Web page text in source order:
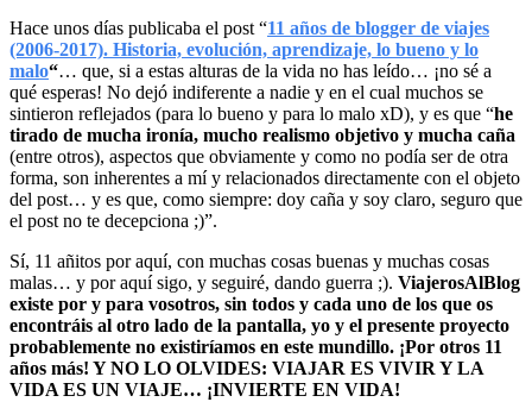
Hace unos días publicaba el post “11 años de blogger de viajes
(2006-2017). Historia, evolución, aprendizaje, lo bueno y lo
malo“… que, si a estas alturas de la vida no has leído… ¡no sé a
qué esperas! No dejó indiferente a nadie y en el cual muchos se
sintieron reflejados (para lo bueno y para lo malo xD), y es que “he
tirado de mucha ironía, mucho realismo objetivo y mucha caña
(entre otros), aspectos que obviamente y como no podía ser de otra
forma, son inherentes a mí y relacionados directamente con el objeto
del post… y es que, como siempre: doy caña y soy claro, seguro que
el post no te decepciona ;)”.
Sí, 11 añitos por aquí, con muchas cosas buenas y muchas cosas
malas… y por aquí sigo, y seguiré, dando guerra ;). ViajerosAlBlog
existe por y para vosotros, sin todos y cada uno de los que os
encontráis al otro lado de la pantalla, yo y el presente proyecto
probablemente no existiríamos en este mundillo. ¡Por otros 11
años más! Y NO LO OLVIDES: VIAJAR ES VIVIR Y LA
VIDA ES UN VIAJE… ¡INVIERTE EN VIDA!